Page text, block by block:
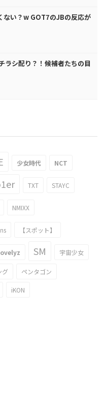
ない？w GOT7のJBの反応が
ラシ配り？！候補者たちの目
少女時代 NCT
TXT STAYC
NMIXX
【スポット】
SM 宇宙少女
グ ペンタゴン
iKON